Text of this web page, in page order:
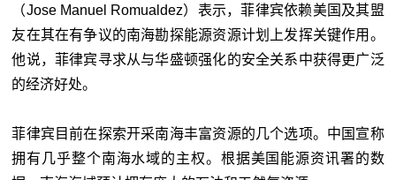
（Jose Manuel Romualdez）表示，菲律宾依赖美国及其盟
友在其在有争议的南海勘探能源资源计划上发挥关键作用。
他说，菲律宾寻求从与华盛顿强化的安全关系中获得更广泛
的经济好处。
菲律宾目前在探索开采南海丰富资源的几个选项。中国宣称
拥有几乎整个南海水域的主权。根据美国能源资讯署的数